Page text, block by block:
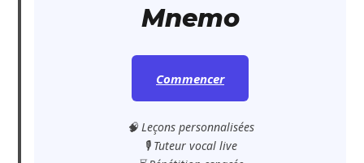
Mnemo
Commencer
🧠 Leçons personnalisées
🎙️ Tuteur vocal live